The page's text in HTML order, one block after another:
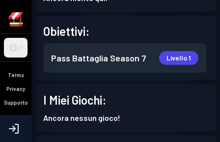
IT
Terms
Privacy
Supporto
Obiettivi:
Pass Battaglia Season 7 Livello 1
I Miei Giochi:
Ancora nessun gioco!